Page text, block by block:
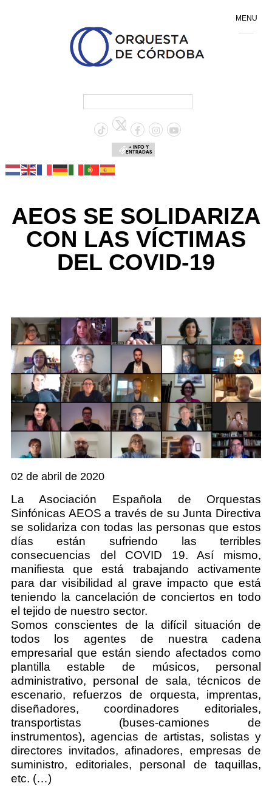
+ INFO Y
ENTRADAS
AEOS SE SOLIDARIZA
CON LAS VÍCTIMAS
DEL COVID-19
02 de abril de 2020
La Asociación Española de Orquestas
Sinfónicas AEOS a través de su Junta Directiva
se solidariza con todas las personas que estos
días están sufriendo las terribles
consecuencias del COVID 19. Así mismo,
manifiesta que está trabajando activamente
para dar visibilidad al grave impacto que está
teniendo la cancelación de conciertos en todo
el tejido de nuestro sector.
Somos conscientes de la difícil situación de
todos los agentes de nuestra cadena
empresarial que están siendo afectados como
plantilla estable de músicos, personal
administrativo, personal de sala, técnicos de
escenario, refuerzos de orquesta, imprentas,
diseñadores, coordinadores editoriales,
transportistas (buses-camiones de
instrumentos), agencias de artistas, solistas y
directores invitados, afinadores, empresas de
suministro, editoriales, personal de taquillas,
etc. (…)
MENU